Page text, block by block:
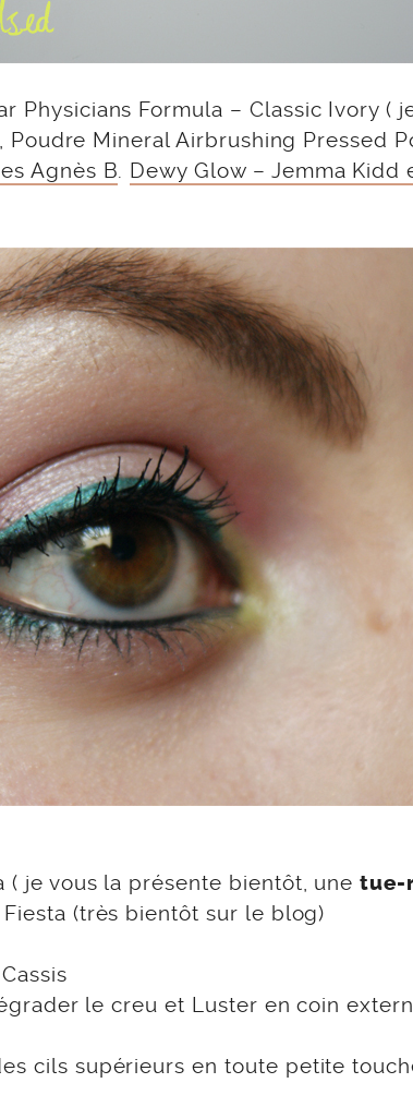
Physicians Formula – Classic Ivory (
Poudre Mineral Airbrushing Pressed
Agnès B Dewy Glow – Jemma Kidd
( je vous la présente bientôt, unetue-
(très bientôt sur le blog)
le creu et Luster en coin
cils supérieurs en toute petite